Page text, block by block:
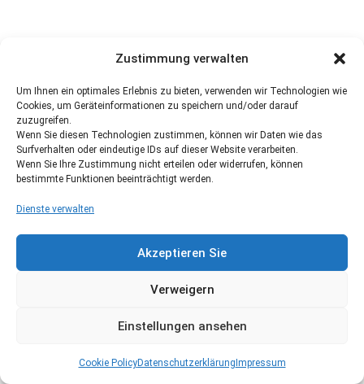
Zustimmung verwalten
Um Ihnen ein optimales Erlebnis zu bieten, verwenden wir Technologien wie
Cookies, um Geräteinformationen zu speichern und/oder darauf
zuzugreifen.
Wenn Sie diesen Technologien zustimmen, können wir Daten wie das
Surfverhalten oder eindeutige IDs auf dieser Website verarbeiten.
Wenn Sie Ihre Zustimmung nicht erteilen oder widerrufen, können
bestimmte Funktionen beeinträchtigt werden.
Dienste verwalten
Akzeptieren Sie
Verweigern
Einstellungen ansehen
Cookie PolicyDatenschutzerklärung Impressum